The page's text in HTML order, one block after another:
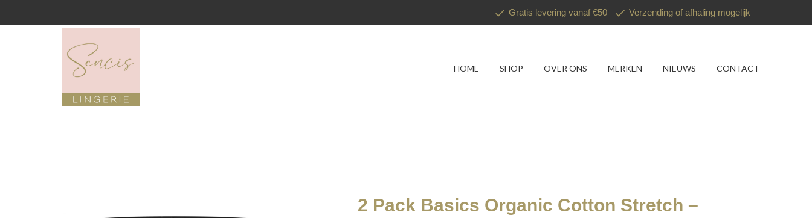
Gratis levering vanaf €50 Verzending of afhaling mogelijk
HOME SHOP OVER ONS MERKEN NIEUWS CONTACT
2 Pack Basics Organic Cotton Stretch –